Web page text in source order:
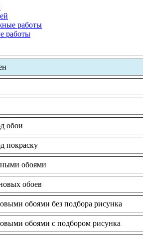
работы
работы
обои
покраску
обоями
обоев
обоями без подбора рисунка
обоями с подбором рисунка